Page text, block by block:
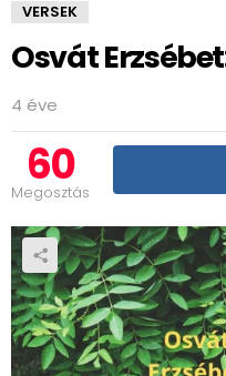
VERSEK
Osvát
4 éve
60
Megosztás